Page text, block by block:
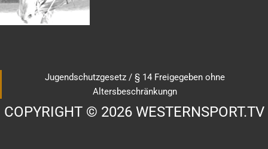
Jugendschutzgesetz / § 14 Freigegeben ohne
Altersbeschränkungn
COPYRIGHT © 2026 WESTERNSPORT.TV